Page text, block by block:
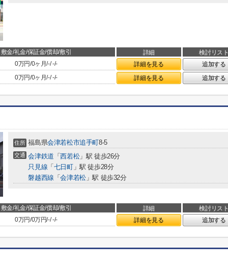
敷金/礼金/保証金/償却/敷引 詳細 検討リスト
0万円/0ヶ月/-/-/- 詳細を見る 追加する
0万円/0ヶ月/-/-/- 詳細を見る 追加する
住所 福島県会津若松市追手町8-5
交通 会津鉄道 「西若松」駅 徒歩26分
只見線 「 七日町」駅 徒歩28分
磐越西線 「会津若松」駅 徒歩32分
敷金/礼金/保証金/償却/敷引 詳細 検討リスト
0万円/0万円/-/-/- 詳細を見る 追加する